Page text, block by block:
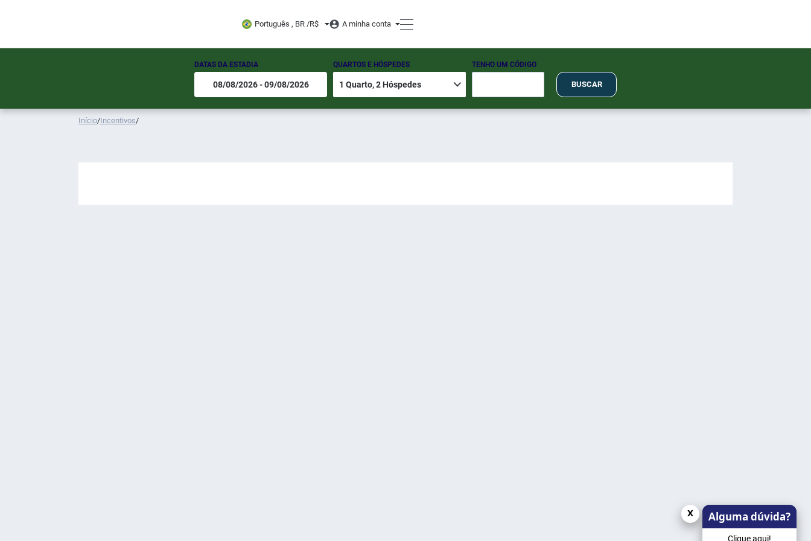
Português , BR /R$ A minha conta
DATAS DA ESTADIA QUARTOS E HÓSPEDES TENHO UM CÓDIGO
BUSCAR
Início/Incentivos/
Alguma dúvida?
Clique aqui!
x